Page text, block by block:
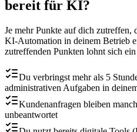
bereit für KI?
Je mehr Punkte auf dich zutreffen,
KI-Automation in deinem Betrieb
zutreffenden Punkten lohnt sich
Du verbringst mehr als 5
administrativen Aufgaben in
Kundenanfragen bleiben
unbeantwortet